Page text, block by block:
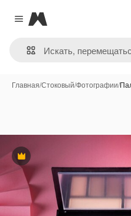
Close menu
Magnific
Главная/Стоковый/Фотографии/
Премиум